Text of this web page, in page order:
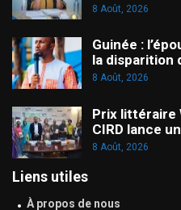
8 Août, 2026
Guinée :
la disparition
8 Août, 2026
Prix littéraire
CIRD lance
8 Août, 2026
Liens utiles
À propos de nous